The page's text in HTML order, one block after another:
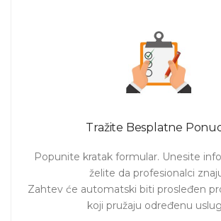
Tražite Besplatne
Popunite kratak formular. Unesite
želite da profesionalci
Zahtev će automatski biti prosleđen
koji pružaju određenu